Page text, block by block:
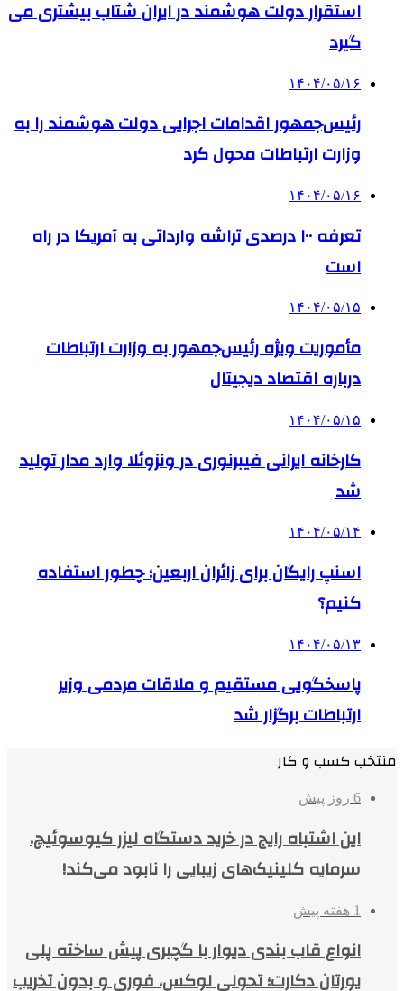
استقرار دولت هوشمند در ایران شتاب بیشتری می
گیرد
۱۴۰۴/۰۵/۱۶
رئیس‌جمهور اقدامات اجرایی دولت هوشمند را به
وزارت ارتباطات محول کرد
۱۴۰۴/۰۵/۱۶
تعرفه ۱۰۰ درصدی تراشه وارداتی به آمریکا در راه
است
۱۴۰۴/۰۵/۱۵
مأموریت ویژه رئیس‌جمهور به وزارت ارتباطات
درباره اقتصاد دیجیتال
۱۴۰۴/۰۵/۱۵
کارخانه ایرانی فیبرنوری در ونزوئلا وارد مدار تولید
شد
۱۴۰۴/۰۵/۱۴
اسنپ رایگان برای زائران اربعین؛ چطور استفاده
کنیم؟
۱۴۰۴/۰۵/۱۳
پاسخگویی مستقیم و ملاقات مردمی وزیر
ارتباطات برگزار شد
منتخب کسب و کار
6 روز پیش
این اشتباه رایج در خرید دستگاه لیزر کیوسوئیچ،
سرمایه کلینیک‌های زیبایی را نابود می‌کند!
1 هفته پیش
انواع قاب بندی دیوار با گچبری پیش ساخته پلی
یورتان دکارت؛ تحولی لوکس، فوری و بدون تخریب